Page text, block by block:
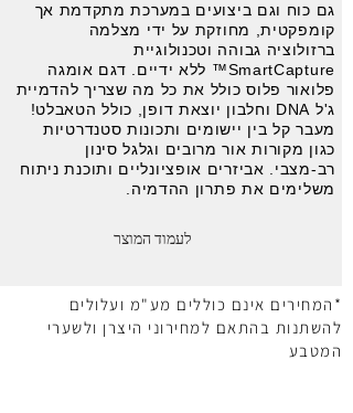
גם כוח וגם ביצועים במערכת מתקדמת אך
קומפקטית, מחוזקת על ידי מצלמה
ברזולוציה גבוהה וטכנולוגיית
SmartCapture™ ללא ידיים. דגם אומגה
פלואור פלוס כולל את כל מה שצריך להדמיית
ג'ל DNA וחלבון יוצאת דופן, כולל הטאבלט!
מעבר קל בין יישומים ותכונות סטנדרטיות
כגון מקורות אור מרובים וגלגל סינון
רב-מצבי. אביזרים אופציונליים ותוכנת ניתוח
משלימים את פתרון ההדמיה.
לעמוד המוצר
*המחירים אינם כוללים מע"מ ועלולים
להשתנות בהתאם למחירוני היצרן ולשערי
המטבע